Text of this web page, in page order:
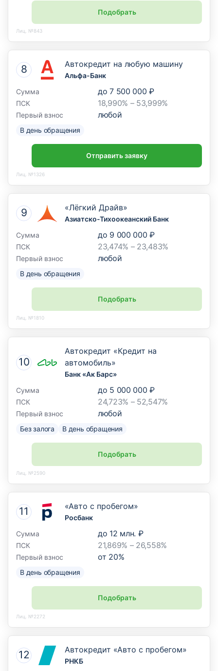
Подобрать
Лиц. №843
Автокредит на любую машину
Альфа-Банк
Сумма
до 7 500 000 ₽
ПСК 18,990% – 53,999%
Первый взнос любой
В день обращения
Отправить заявку
Лиц. №1326
«Лёгкий Драйв»
Азиатско-Тихоокеанский Банк
Сумма
до 9 000 000 ₽
ПСК 23,474% – 23,483%
Первый взнос любой
В день обращения
Подобрать
Лиц. №1810
Автокредит «Кредит на
автомобиль»
Банк «Ак Барс»
Сумма
до 5 000 000 ₽
ПСК 24,723% – 52,547%
Первый взнос любой
Без залога В день обращения
Подобрать
Лиц. №2590
«Авто с пробегом»
Росбанк
Сумма
до 12 млн. ₽
ПСК 21,869% – 26,558%
Первый взнос от 20%
В день обращения
Подобрать
Лиц. №2272
Автокредит «Авто с пробегом»
РНКБ